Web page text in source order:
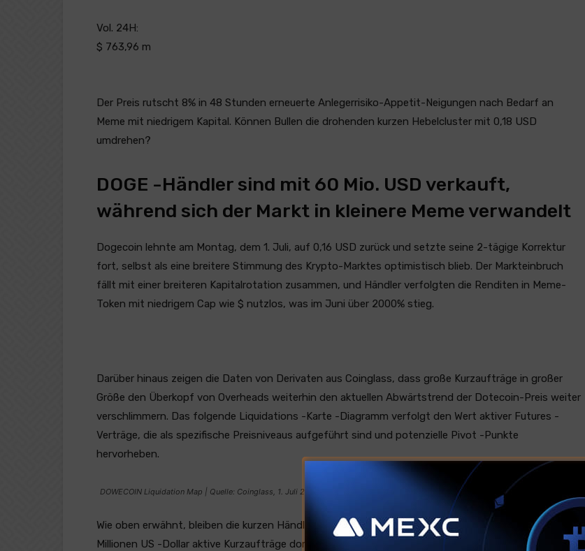
Vol. 24H:
$ 763,96 m
Der Preis rutscht 8% in 48 Stunden erneuerte Anlegerrisiko-Appetit-Neigungen nach Bedarf an
Meme mit niedrigem Kapital. Können Bullen die drohenden kurzen Hebelcluster mit 0,18 USD
umdrehen?
DOGE -Händler sind mit 60 Mio. USD verkauft,
während sich der Markt in kleinere Meme verwandelt
Dogecoin lehnte am Montag, dem 1. Juli, auf 0,16 USD zurück und setzte seine 2-tägige Korrektur
fort, selbst als eine breitere Stimmung des Krypto-Marktes optimistisch blieb. Der Markteinbruch
fällt mit einer breiteren Kapitalrotation zusammen, und Händler verfolgten die Renditen in Meme-
Token mit niedrigem Cap wie $ nutzlos, was im Juni über 2000% stieg.
Darüber hinaus zeigen die Daten von Derivaten aus Coinglass, dass große Kurzaufträge in großer
Größe den Überkopf von Overheads weiterhin den aktuellen Abwärtstrend der Dotecoin-Preis weiter
verschlimmern. Das folgende Liquidations -Karte -Diagramm verfolgt den Wert aktiver Futures -
Verträge, die als spezifische Preisniveaus aufgeführt sind und potenzielle Pivot -Punkte
hervorheben.
DOWECOIN Liquidation Map | Quelle: Coinglass, 1. Juli 2025
Wie oben erwähnt, bleiben die kurzen Händler in den Märkten von Dogcoin Derivaten mit 143
Millionen US -Dollar aktive Kurzaufträge dominant, die die entsprechenden langen Hebelpositionen